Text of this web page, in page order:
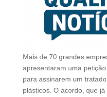
Mais de 70 grandes
apresentaram uma
para assinarem um
plásticos. O acordo, que